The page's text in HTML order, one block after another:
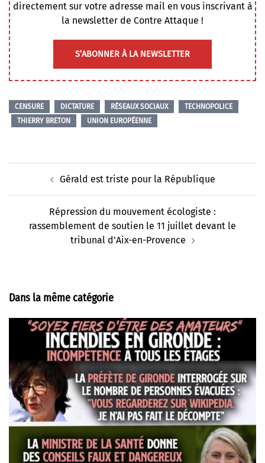
directement sur votre adresse mail en vous inscrivant à
la newsletter de Contre Attaque !
S’ABONNER À LA NEWSLETTER
CENSURE DICTATURE RÉSEAUX SOCIAUX
TECHNOPOLICE
THIERRY BRETON
UNION EUROPÉENNE
d’article
Gérald est triste pour la République
Répression du mouvement écologiste :
rassemblement de soutien le 11 juillet devant le
tribunal d’Aix-en-Provence
Dans la même catégorie